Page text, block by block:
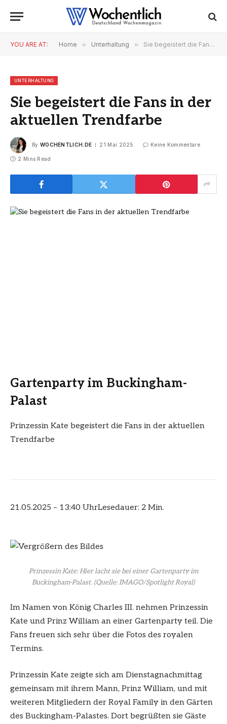
YOU ARE AT: Home » Unterhaltung » Sie begeistert die Fans in der aktuellen Trendfarbe
UNTERHALTUNG
Sie begeistert die Fans in der
aktuellen Trendfarbe
By WOCHENTLICH.DE 21 Mai 2025 Keine Kommentare
2 Mins Read
Gartenparty im Buckingham-
Palast
Prinzessin Kate begeistert die Fans in der aktuellen
Trendfarbe
21.05.2025 – 13:40 UhrLesedauer: 2 Min.
Prinzessin Kate: Hier lacht sie bei einer Gartenparty im
Buckingham-Palast. (Quelle: IMAGO/Spotlight Royal)
Im Namen von König Charles III. nehmen Prinzessin
Kate und Prinz William an einer Gartenparty teil. Die
Fans freuen sich sehr über die Fotos des royalen
Termins.
Prinzessin Kate zeigte sich am Dienstagnachmittag
gemeinsam mit ihrem Mann, Prinz William, und mit
weiteren Mitgliedern der Royal Family in den Gärten
des Buckingham-Palastes. Dort begrüßten sie Gäste